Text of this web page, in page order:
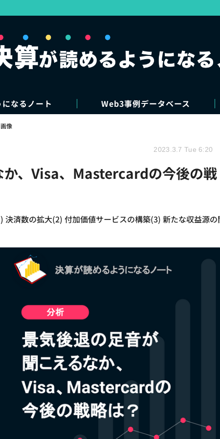
なるノート Web3事例データベース
像
か、Visa、Mastercardの今後の戦
済数の拡大(2) 付加価値サービスの構築(3) 新たな収益源の
2023.3.7 Tue 6:20